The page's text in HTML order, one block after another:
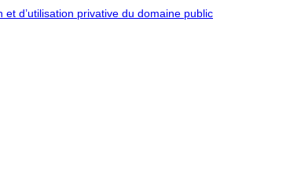
d’utilisation privative du domaine public